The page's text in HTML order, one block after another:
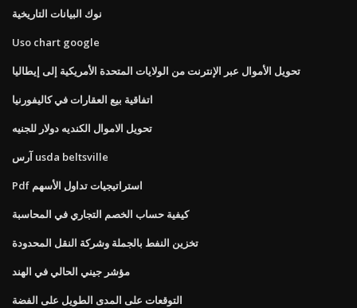
نوك البيانات التاريخية
Uso chart google
تحويل الأموال عبر الإنترنت من الولايات المتحدة الأمريكية إلى إيطاليا
اتفاقية بيع العقارات في كاليفورنيا
تحويل الاموال الكنديه دولار للجنيه
آرس usda beltsville
Pdf استراتيجيات تداول الأسهم
كيفية حساب الخصم التجاري في المحاسبة
تخزين النفط بالجملة وشركة النقل المحدودة
مؤشر جيني الحالي في الهند
التوقعات على المدى الطويل على الفضة